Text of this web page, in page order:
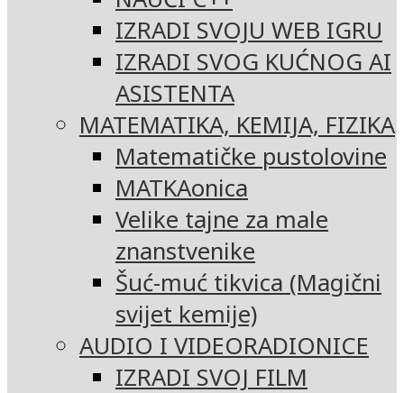
IZRADI SVOJU WEB IGRU
IZRADI SVOG KUĆNOG AI
ASISTENTA
MATEMATIKA, KEMIJA, FIZIKA
Matematičke pustolovine
MATKAonica
Velike tajne za male
znanstvenike
Šuć-muć tikvica (Magični
svijet kemije)
AUDIO I VIDEORADIONICE
IZRADI SVOJ FILM